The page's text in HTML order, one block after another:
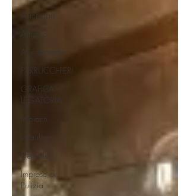
Alimentari
Artistico
Arredamento
PARRUCCHIERI
GRAFICA
LEGATORIA
Impianti
Elettricisti
Imprese di
Pulizia